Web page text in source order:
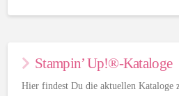
Stampin’ Up!®-Kataloge
Hier findest Du die aktuellen Kataloge